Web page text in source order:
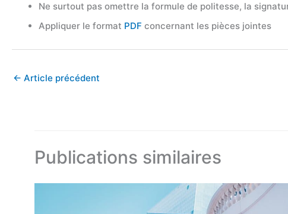
Ne surtout pas omettre la formule de politesse, la
Appliquer le format PDF concernant les pièces jointes
← Article précédent
Publications similaires